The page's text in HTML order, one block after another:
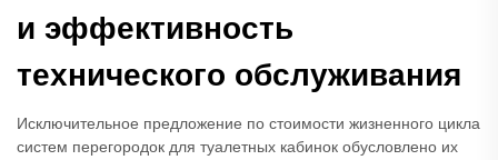
и эффективность
технического обслуживания
Исключительное предложение по стоимости жизненного цикла
систем перегородок для туалетных кабинок обусловлено их